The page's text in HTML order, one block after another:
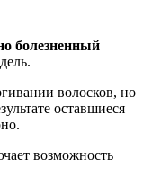
болезненный
волосков, но
оставшиеся
возможность